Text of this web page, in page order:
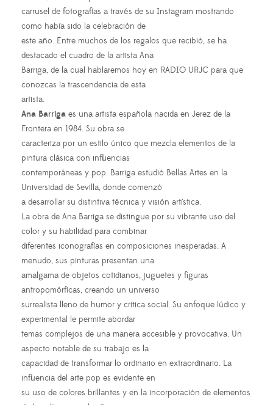
carrusel de fotografías a través de su Instagram mostrando
como había sido la celebración de
este año. Entre muchos de los regalos que recibió, se ha
destacado el cuadro de la artista Ana
Barriga, de la cual hablaremos hoy en RADIO URJC para que
conozcas la trascendencia de esta
artista.
Ana Barriga es una artista española nacida en Jerez de la
Frontera en 1984. Su obra se
caracteriza por un estilo único que mezcla elementos de la
pintura clásica con influencias
contemporáneas y pop. Barriga estudió Bellas Artes en la
Universidad de Sevilla, donde comenzó
a desarrollar su distintiva técnica y visión artística.
La obra de Ana Barriga se distingue por su vibrante uso del
color y su habilidad para combinar
diferentes iconografías en composiciones inesperadas. A
menudo, sus pinturas presentan una
amalgama de objetos cotidianos, juguetes y figuras
antropomórficas, creando un universo
surrealista lleno de humor y crítica social. Su enfoque lúdico y
experimental le permite abordar
temas complejos de una manera accesible y provocativa. Un
aspecto notable de su trabajo es la
capacidad de transformar lo ordinario en extraordinario. La
influencia del arte pop es evidente en
su uso de colores brillantes y en la incorporación de elementos